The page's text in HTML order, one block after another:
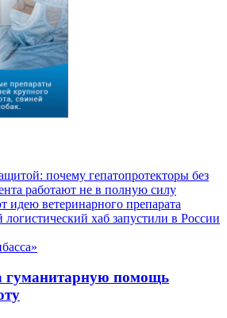
почему гепатопротекторы без
работают не в полную силу
ветеринарного препарата
хаб запустили в России
гуманитарную помощь